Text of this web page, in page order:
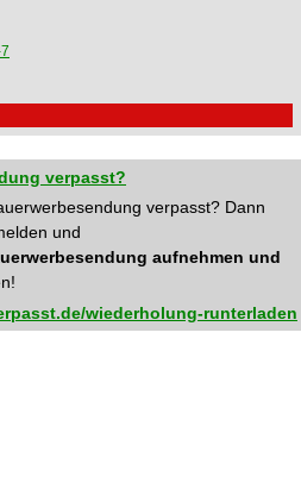
verpasst?
verpasst? Dann
und
aufnehmen und
wiederholung-runterladen